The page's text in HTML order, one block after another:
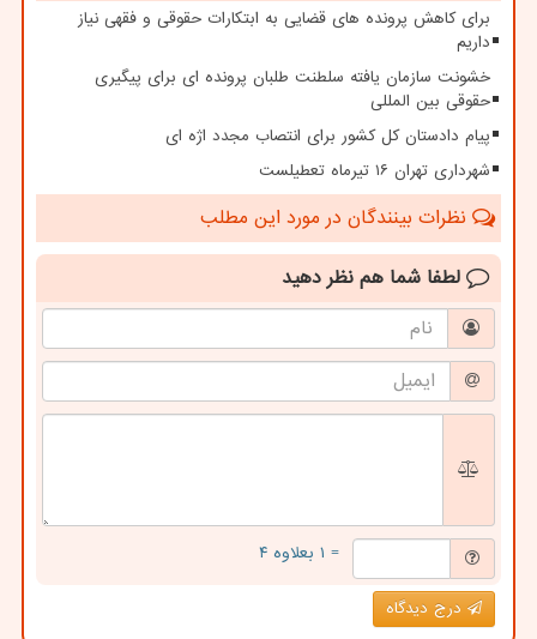
برای کاهش پرونده های قضایی به ابتکارات حقوقی و فقهی نیاز
داریم
خشونت سازمان یافته سلطنت طلبان پرونده ای برای پیگیری
حقوقی بین المللی
پیام دادستان کل کشور برای انتصاب مجدد اژه ای
شهرداری تهران ۱۶ تیرماه تعطیلست
نظرات بینندگان در مورد این مطلب
لطفا شما هم نظر دهید
= ۱ بعلاوه ۴
درج دیدگاه